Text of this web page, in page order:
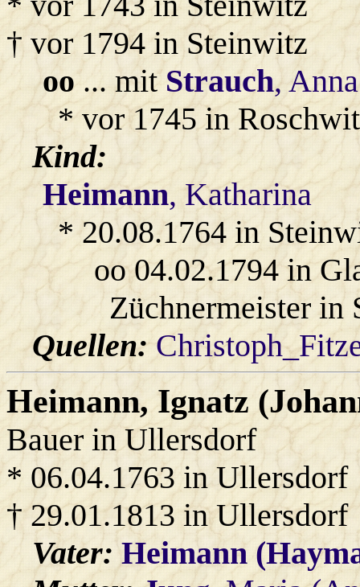
† vor 1794 in Steinwitz
oo... mitStrauch,
* vor 1745 in
Kind:
Heimann, Katharina
* 20.08.1764 in
oo 04.02.1794 in
Züchnermeister in
Quellen:
Heimann, Ignatz
Bauer in Ullersdorf
* 06.04.1763 in Ullersdorf
† 29.01.1813 in Ullersdorf
Vater:Heimann